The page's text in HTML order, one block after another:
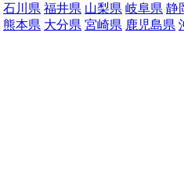
石川県 福井県 山梨県 岐阜県 静
熊本県 大分県 宮崎県 鹿児島県